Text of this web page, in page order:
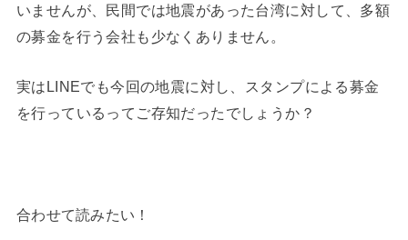
いませんが、民間では地震があった台湾に対して、多額
の募金を行う会社も少なくありません。
実はLINEでも今回の地震に対し、スタンプによる募金
を行っているってご存知だったでしょうか？
合わせて読みたい！